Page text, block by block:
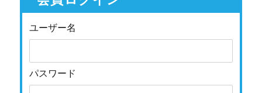
ユーザー名
パスワード